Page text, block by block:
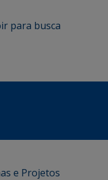
ir para busca
e Projetos